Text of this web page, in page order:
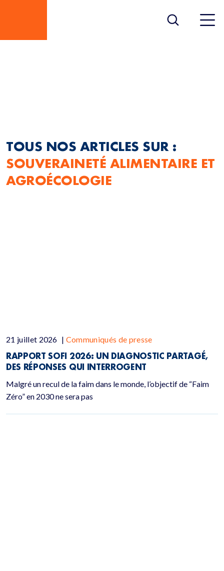
ALIMENTAIRE ET
TOUS NOS ARTICLES SUR :
SOUVERAINETÉ ALIMENTAIRE ET
AGROÉCOLOGIE
21 juillet 2026 | Communiqués de presse
RAPPORT SOFI 2026: UN DIAGNOSTIC PARTAGÉ,
DES RÉPONSES QUI INTERROGENT
Malgré un recul de la faim dans le monde, l’objectif de “Faim
Zéro” en 2030 ne sera pas